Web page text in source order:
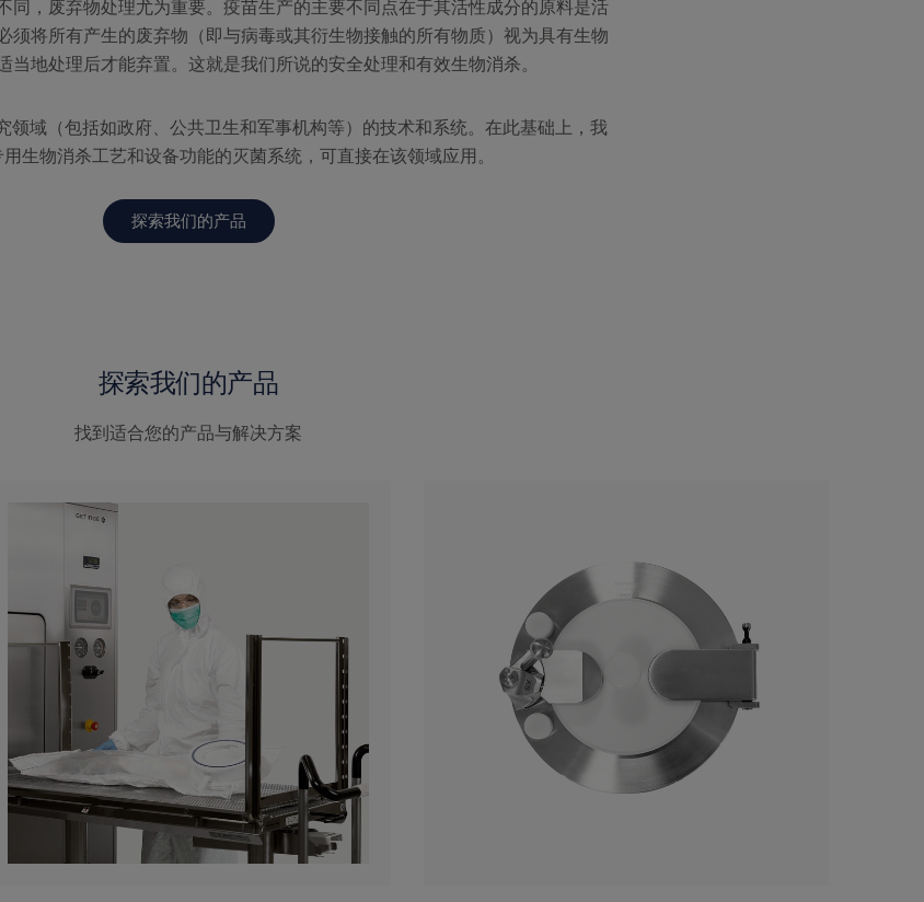
同，废弃物处理尤为重要。疫苗生产的主要不同点在于其活性成分的原料是活
须将所有产生的废弃物（即与病毒或其衍生物接触的所有物质）视为具有生物
当地处理后才能弃置。这就是我们所说的安全处理和有效生物消杀。
领域（包括如政府、公共卫生和军事机构等）的技术和系统。在此基础上，我
生物消杀工艺和设备功能的灭菌系统，可直接在该领域应用。
探索我们的产品
探索我们的产品
找到适合您的产品与解决方案